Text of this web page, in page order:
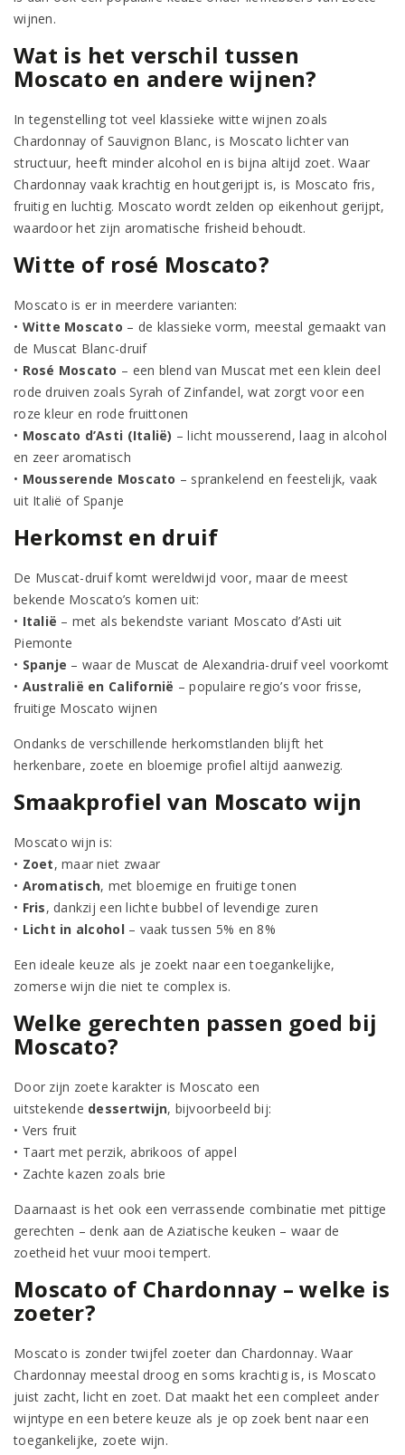
wijnen.
Wat is het verschil tussen
Moscato en andere wijnen?
In tegenstelling tot veel klassieke witte wijnen zoals
Chardonnay of Sauvignon Blanc, is Moscato lichter van
structuur, heeft minder alcohol en is bijna altijd zoet. Waar
Chardonnay vaak krachtig en houtgerijpt is, is Moscato fris,
fruitig en luchtig. Moscato wordt zelden op eikenhout gerijpt,
waardoor het zijn aromatische frisheid behoudt.
Witte of rosé Moscato?
Moscato is er in meerdere varianten:
• Witte Moscato – de klassieke vorm, meestal gemaakt van
de Muscat Blanc-druif
• Rosé Moscato – een blend van Muscat met een klein deel
rode druiven zoals Syrah of Zinfandel, wat zorgt voor een
roze kleur en rode fruittonen
• Moscato d’Asti (Italië) – licht mousserend, laag in alcohol
en zeer aromatisch
• Mousserende Moscato – sprankelend en feestelijk, vaak
uit Italië of Spanje
Herkomst en druif
De Muscat-druif komt wereldwijd voor, maar de meest
bekende Moscato’s komen uit:
• Italië – met als bekendste variant Moscato d’Asti uit
Piemonte
• Spanje – waar de Muscat de Alexandria-druif veel voorkomt
• Australië en Californië – populaire regio’s voor frisse,
fruitige Moscato wijnen
Ondanks de verschillende herkomstlanden blijft het
herkenbare, zoete en bloemige profiel altijd aanwezig.
Smaakprofiel van Moscato wijn
Moscato wijn is:
• Zoet, maar niet zwaar
• Aromatisch, met bloemige en fruitige tonen
• Fris, dankzij een lichte bubbel of levendige zuren
• Licht in alcohol– vaak tussen 5% en 8%
Een ideale keuze als je zoekt naar een toegankelijke,
zomerse wijn die niet te complex is.
Welke gerechten passen goed bij
Moscato?
Door zijn zoete karakter is Moscato een
uitstekende dessertwijn, bijvoorbeeld bij:
• Vers fruit
• Taart met perzik, abrikoos of appel
• Zachte kazen zoals brie
Daarnaast is het ook een verrassende combinatie met pittige
gerechten – denk aan de Aziatische keuken – waar de
zoetheid het vuur mooi tempert.
Moscato of Chardonnay – welke is
zoeter?
Moscato is zonder twijfel zoeter dan Chardonnay. Waar
Chardonnay meestal droog en soms krachtig is, is Moscato
juist zacht, licht en zoet. Dat maakt het een compleet ander
wijntype en een betere keuze als je op zoek bent naar een
toegankelijke, zoete wijn.